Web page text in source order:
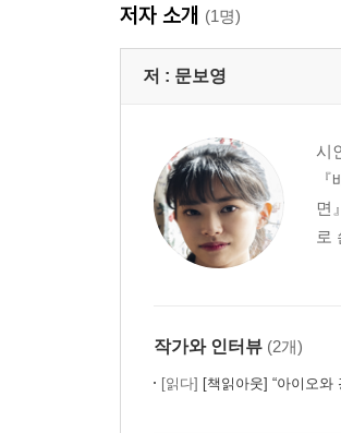
도서관 가는 두 가지 길 133
도서관은 이렇게 생겼다 1 138
도서관은 이렇게 생겼다 2 146
운전 중이므로 나중에 연락드
예술가의 똥 167
짧은 시 쓰기 177
큰 공책에 큰 시 쓰기 184
미래에 불태워 버릴 어떤 작품
콜링 포엠 209
저자 소개 (1명)
저 : 문보영
시
면
로
작가와 인터뷰 (2개)
[읽다] [책읽아웃] “아이오와